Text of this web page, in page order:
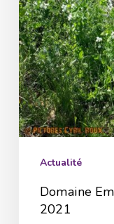
Actualité
Domaine
2021